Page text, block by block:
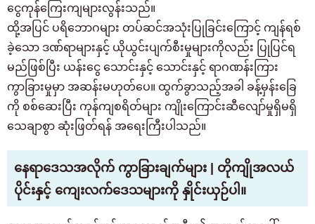
ငွေကုန်ကြေးကျများလွန်းသည်။
ထို့အပြင် ပရိဘောဂများ တပ်ဆင်အသုံးပြုခြင်းကြောင့် ကျန်ရစ်
ခဲ့သော ဒဏ်ရာများနှင့် ယိုယွင်းပျက်စီးမှုများကိုလည်း ပြုပြင်ရ
မည်ဖြစ်ပြီး ယန်းငွေ သောင်းနှင့် သောင်းနှင့် ရာဂဏန်းကြား
ကွာခြားမှုမှာ အဆန်းမဟုတ်ပေ။ ထွက်ခွာသည့်အခါ ခန့်မှန်းခြေ
ကို စစ်ဆေးပြီး ကုန်ကျစရိတ်များ ကျိုးကြောင်းဆီလျော်မှုရှိမရှိ
သေချာစွာ ဆုံးဖြတ်ရန် အရေးကြီးပါသည်။
နေရာဒေသအလိုက် ကွာခြားချက်များ | တိုကျိုအလယ်
ပိုင်းနှင့် ကျေးလက်ဒေသများကို နှိုင်းယှဉ်ပါ။